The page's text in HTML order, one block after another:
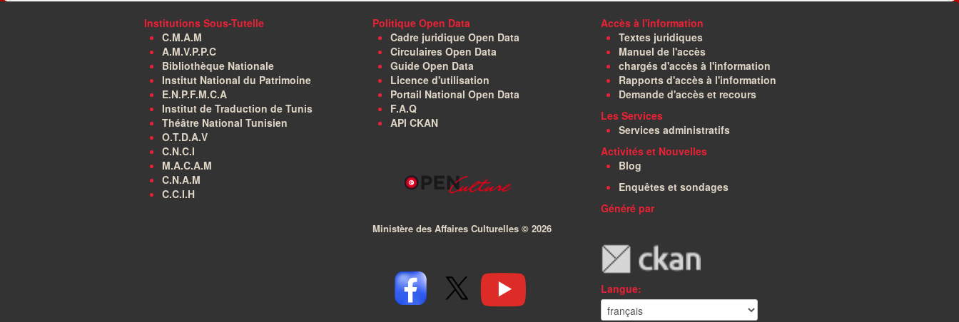
Institutions Sous-Tutelle
C.M.A.M
A.M.V.P.P.C
Bibliothèque Nationale
Institut National du Patrimoine
E.N.P.F.M.C.A
Institut de Traduction de Tunis
Théâtre National Tunisien
O.T.D.A.V
C.N.C.I
M.A.C.A.M
C.N.A.M
C.C.I.H
Politique Open Data
Cadre juridique Open Data
Circulaires Open Data
Guide Open Data
Licence d'utilisation
Portail National Open Data
F.A.Q
API CKAN
Ministère des Affaires Culturelles © 2026
Accès à l'information
Textes juridiques
Manuel de l'accès
chargés d'accès à l'information
Rapports d'accès à l'information
Demande d'accès et recours
Les Services
Services administratifs
Activités et Nouvelles
Blog
Enquêtes et sondages
Généré par
Langue